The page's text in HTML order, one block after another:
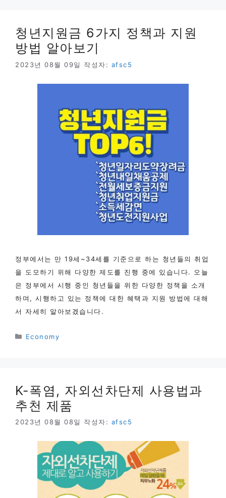
청년지원금 6가지 정책과 지원
방법 알아보기
2023년 08월 09일 작성자: afsc5
정부에서는 만 19세~34세를 기준으로 하는 청년들의 취업
을 도모하기 위해 다양한 제도를 진행 중에 있습니다. 오늘
은 정부에서 시행 중인 청년들을 위한 다양한 정책을 소개
하며, 시행하고 있는 정책에 대한 혜택과 지원 방법에 대해
서 자세히 알아보겠습니다.
카
Economy
K-폭염, 자외선차단제 사용법과
추천 제품
2023년 08월 08일 작성자: afsc5